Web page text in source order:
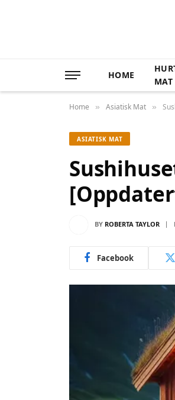
HOME
MAT
Home » Asiatisk Mat »
ASIATISK MAT
BY ROBERTA TAYLOR
Facebook